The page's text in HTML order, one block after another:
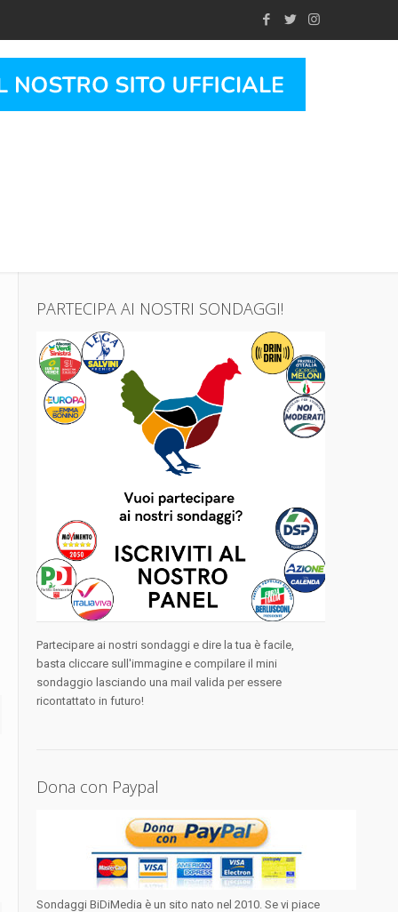
PARTECIPA AI NOSTRI SONDAGGI!
Partecipare ai nostri sondaggi e dire la tua è facile,
basta cliccare sull'immagine e compilare il mini
sondaggio lasciando una mail valida per essere
ricontattato in futuro!
Dona con Paypal
Sondaggi BiDiMedia è un sito nato nel 2010. Se vi piace